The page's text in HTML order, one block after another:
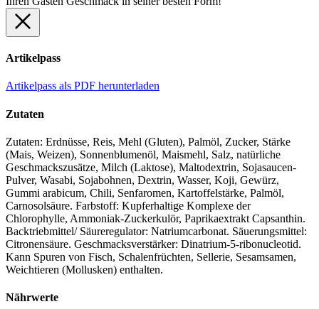
Artikelpass
Artikelpass als PDF herunterladen
Zutaten
Zutaten: Erdnüsse, Reis, Mehl (Gluten), Palmöl, Zucker, Stärke
(Mais, Weizen), Sonnenblumenöl, Maismehl, Salz, natürliche
Geschmackszusätze, Milch (Laktose), Maltodextrin, Sojasaucen-
Pulver, Wasabi, Sojabohnen, Dextrin, Wasser, Koji, Gewürz,
Gummi arabicum, Chili, Senfaromen, Kartoffelstärke, Palmöl,
Carnosolsäure. Farbstoff: Kupferhaltige Komplexe der
Chlorophylle, Ammoniak-Zuckerkulör, Paprikaextrakt Capsanthin.
Backtriebmittel/ Säureregulator: Natriumcarbonat. Säuerungsmittel:
Citronensäure. Geschmacksverstärker: Dinatrium-5-ribonucleotid.
Kann Spuren von Fisch, Schalenfrüchten, Sellerie, Sesamsamen,
Weichtieren (Mollusken) enthalten.
Nährwerte